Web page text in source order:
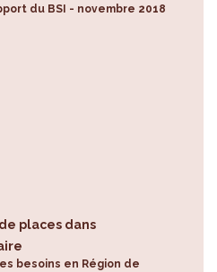
du BSI - novembre 2018
places dans
besoins en Région de